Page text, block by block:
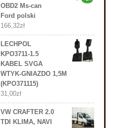
OBD2 Ms-can
Ford polski
166,32zł
LECHPOL
KPO3711-1.5
KABEL SVGA
WTYK-GNIAZDO 1,5M
(KPO371115)
31,00zł
VW CRAFTER 2.0
TDI KLIMA, NAVI